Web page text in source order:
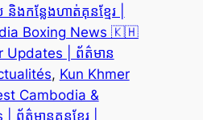
ងកន្លែងហាត់គុនខ្មែរ |
Boxing News 🇰🇭
Updates | ព័ត៌មាន
, Kun Khmer
Cambodia &
ត៌មានគុនខ្មែរ |